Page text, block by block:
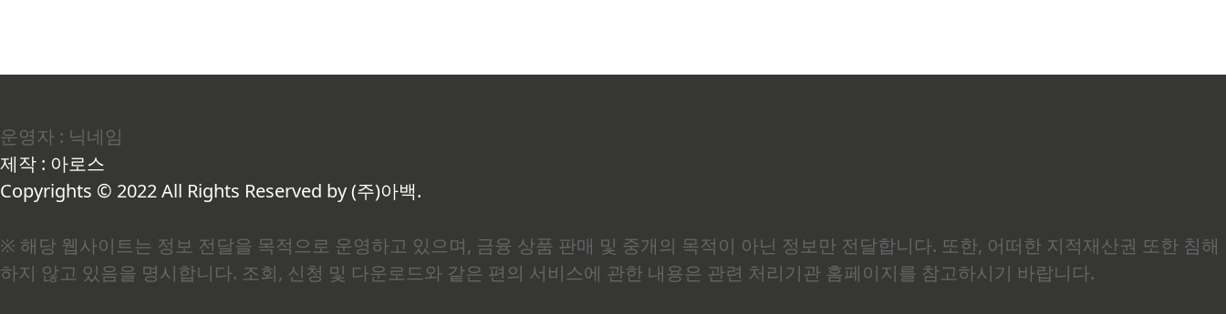
운영자 : 닉네임
제작 : 아로스
Copyrights © 2022 All Rights Reserved by (주)아백.
※ 해당 웹사이트는 정보 전달을 목적으로 운영하고 있으며, 금융 상품 판매 및 중개의 목적이 아닌 정보만 전달합니다. 또한, 어떠한 지적재산권 또한 침해
하지 않고 있음을 명시합니다. 조회, 신청 및 다운로드와 같은 편의 서비스에 관한 내용은 관련 처리기관 홈페이지를 참고하시기 바랍니다.